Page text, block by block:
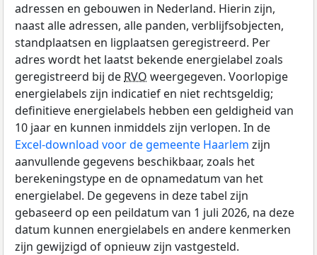
adressen en gebouwen in Nederland. Hierin zijn,
naast alle adressen, alle panden, verblijfsobjecten,
standplaatsen en ligplaatsen geregistreerd. Per
adres wordt het laatst bekende energielabel zoals
geregistreerd bij de RVO weergegeven. Voorlopige
energielabels zijn indicatief en niet rechtsgeldig;
definitieve energielabels hebben een geldigheid van
10 jaar en kunnen inmiddels zijn verlopen. In de
Excel-download voor de gemeente Haarlem zijn
aanvullende gegevens beschikbaar, zoals het
berekeningstype en de opnamedatum van het
energielabel. De gegevens in deze tabel zijn
gebaseerd op een peildatum van 1 juli 2026, na deze
datum kunnen energielabels en andere kenmerken
zijn gewijzigd of opnieuw zijn vastgesteld.